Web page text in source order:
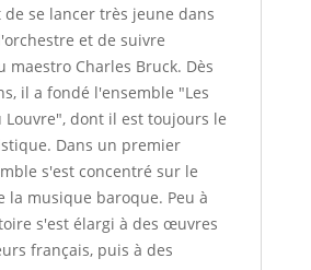
de se lancer très jeune dans
et de suivre
maestro Charles Bruck. Dès
il a fondé l'ensemble "Les
Louvre", dont il est toujours le
Dans un premier
s'est concentré sur le
la musique baroque. Peu à
s'est élargi à des œuvres
français, puis à des